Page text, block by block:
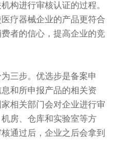
构进行审核认证的过程。
疗器械企业的产品更符合
者的信心，提高企业的竞
三步。优选步是备案申
和所申报产品的相关资
相关部门会对企业进行审
房、仓库和实验室等方
通过后，企业之后会拿到